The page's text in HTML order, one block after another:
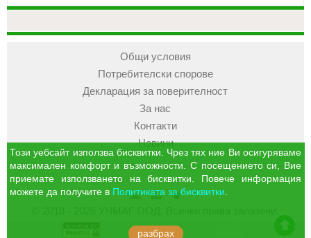
Общи условия
Потребителски спорове
Декларация за поверителност
За нас
Контакти
Новини
УЧМАГКошница
Профил
Този уебсайт използва бисквитки. Чрез тях ние Ви осигуряваме
максимален комфорт и възможности. С посещението си, Вие
приемате използването на бисквитки. Повече информация
можете да получите в Политиката за бисквитки.
разбрах